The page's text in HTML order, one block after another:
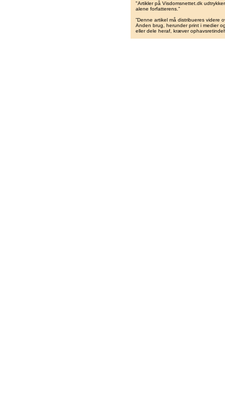
"Artikler på Visdomsnettet.dk
alene forfatterens.”
”Denne artikel må distribueres videre
Anden brug, herunder print i medier
eller dele heraf, kræver